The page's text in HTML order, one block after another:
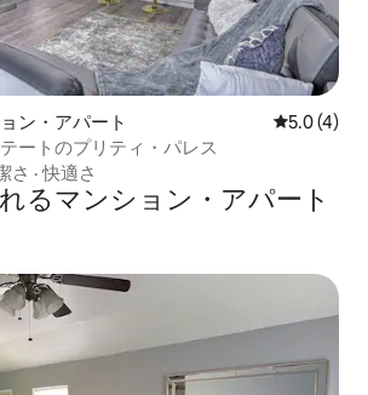
ン・アパート レビュー4
5.0 (4)
ートのプリティ・パレス
さ ·快適さ
るマンション・アパート